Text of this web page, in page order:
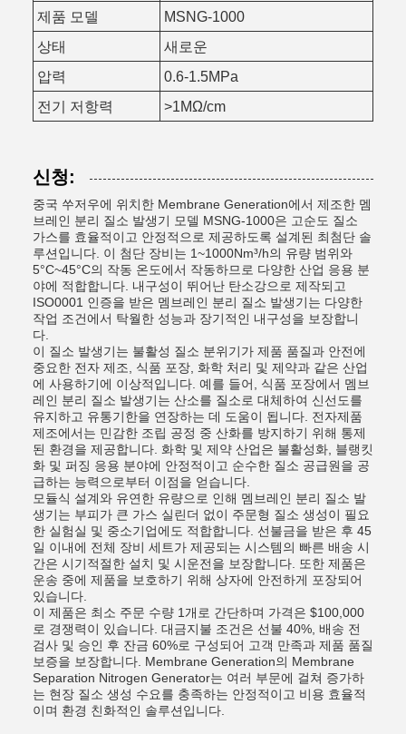
제품 모델
MSNG-1000
상태
새로운
압력
0.6-1.5MPa
전기 저항력
>1MΩ/cm
신청:
중국 쑤저우에 위치한 Membrane Generation에서 제조한 멤
브레인 분리 질소 발생기 모델 MSNG-1000은 고순도 질소
가스를 효율적이고 안정적으로 제공하도록 설계된 최첨단 솔
루션입니다. 이 첨단 장비는 1~1000Nm³/h의 유량 범위와
5°C~45°C의 작동 온도에서 작동하므로 다양한 산업 응용 분
야에 적합합니다. 내구성이 뛰어난 탄소강으로 제작되고
ISO0001 인증을 받은 멤브레인 분리 질소 발생기는 다양한
작업 조건에서 탁월한 성능과 장기적인 내구성을 보장합니
다.
이 질소 발생기는 불활성 질소 분위기가 제품 품질과 안전에
중요한 전자 제조, 식품 포장, 화학 처리 및 제약과 같은 산업
에 사용하기에 이상적입니다. 예를 들어, 식품 포장에서 멤브
레인 분리 질소 발생기는 산소를 질소로 대체하여 신선도를
유지하고 유통기한을 연장하는 데 도움이 됩니다. 전자제품
제조에서는 민감한 조립 공정 중 산화를 방지하기 위해 통제
된 환경을 제공합니다. 화학 및 제약 산업은 불활성화, 블랭킷
화 및 퍼징 응용 분야에 안정적이고 순수한 질소 공급원을 공
급하는 능력으로부터 이점을 얻습니다.
모듈식 설계와 유연한 유량으로 인해 멤브레인 분리 질소 발
생기는 부피가 큰 가스 ​​실린더 없이 주문형 질소 생성이 필요
한 실험실 및 중소기업에도 적합합니다. 선불금을 받은 후 45
일 이내에 전체 장비 세트가 제공되는 시스템의 빠른 배송 시
간은 시기적절한 설치 및 시운전을 보장합니다. 또한 제품은
운송 중에 제품을 보호하기 위해 상자에 안전하게 포장되어
있습니다.
이 제품은 최소 주문 수량 1개로 간단하며 가격은 $100,000
로 경쟁력이 있습니다. 대금지불 조건은 선불 40%, 배송 전
검사 및 승인 후 잔금 60%로 구성되어 고객 만족과 제품 품질
보증을 보장합니다. Membrane Generation의 Membrane
Separation Nitrogen Generator는 여러 부문에 걸쳐 증가하
는 현장 질소 생성 수요를 충족하는 안정적이고 비용 효율적
이며 환경 친화적인 솔루션입니다.